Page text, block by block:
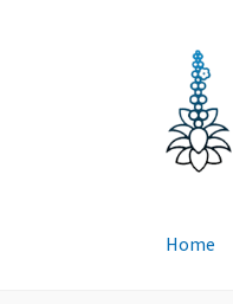
door
naar
navigatie
naar
de
inhoud
Home